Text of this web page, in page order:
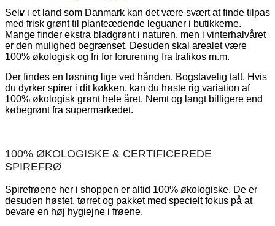
Selv i et land som Danmark kan det være svært at finde tilpas
med frisk grønt til planteædende leguaner i butikkerne.
Mange finder ekstra bladgrønt i naturen, men i vinterhalvåret
er den mulighed begrænset. Desuden skal arealet være
100% økologisk og fri for forurening fra trafikos m.m.
Der findes en løsning lige ved hånden. Bogstavelig talt. Hvis
du dyrker spirer i dit køkken, kan du høste rig variation af
100% økologisk grønt hele året. Nemt og langt billigere end
købegrønt fra supermarkedet.
100% ØKOLOGISKE & CERTIFICEREDE
SPIREFRØ
Spirefrøene her i shoppen er altid 100% økologiske. De er
desuden høstet, tørret og pakket med specielt fokus på at
bevare en høj hygiejne i frøene.